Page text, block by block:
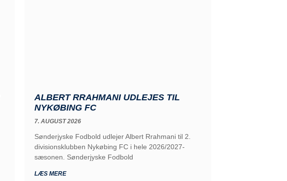
ALBERT RRAHMANI UDLEJES TIL
NYKØBING FC
7. AUGUST 2026
Sønderjyske Fodbold udlejer Albert Rrahmani til 2.
divisionsklubben Nykøbing FC i hele 2026/2027-
sæsonen. Sønderjyske Fodbold
LÆS MERE